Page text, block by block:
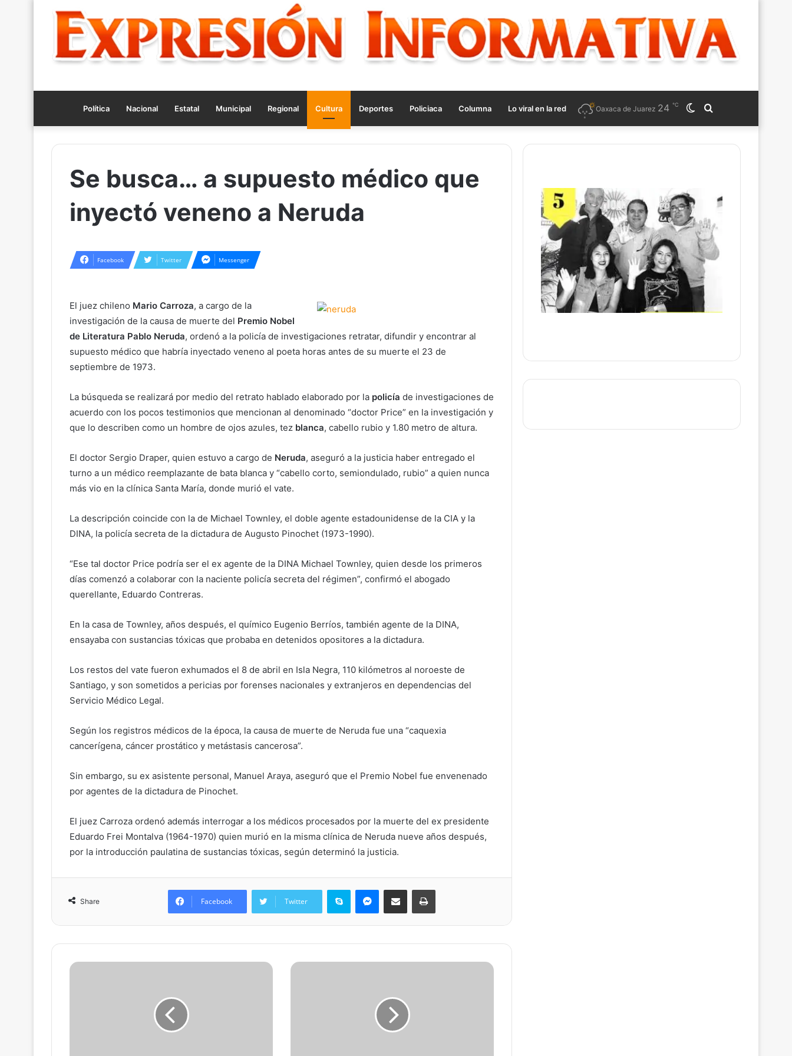
Política Nacional Estatal Municipal Regional Cultura Deportes Policiaca Columna Lo viral en la red Search
for
Switch
skin
Oaxaca de Juarez 24 ℃
Se busca… a supuesto médico que
inyectó veneno a Neruda
Facebook Twitter Messenger
El juez chileno Mario Carroza, a cargo de la
investigación de la causa de muerte del Premio Nobel
de Literatura Pablo Neruda, ordenó a la policía de investigaciones retratar, difundir y encontrar al
supuesto médico que habría inyectado veneno al poeta horas antes de su muerte el 23 de
septiembre de 1973.
La búsqueda se realizará por medio del retrato hablado elaborado por la policía de investigaciones de
acuerdo con los pocos testimonios que mencionan al denominado “doctor Price” en la investigación y
que lo describen como un hombre de ojos azules, tez blanca, cabello rubio y 1.80 metro de altura.
El doctor Sergio Draper, quien estuvo a cargo de Neruda, aseguró a la justicia haber entregado el
turno a un médico reemplazante de bata blanca y “cabello corto, semiondulado, rubio” a quien nunca
más vio en la clínica Santa María, donde murió el vate.
La descripción coincide con la de Michael Townley, el doble agente estadounidense de la CIA y la
DINA, la policía secreta de la dictadura de Augusto Pinochet (1973-1990).
“Ese tal doctor Price podría ser el ex agente de la DINA Michael Townley, quien desde los primeros
días comenzó a colaborar con la naciente policía secreta del régimen”, confirmó el abogado
querellante, Eduardo Contreras.
En la casa de Townley, años después, el químico Eugenio Berríos, también agente de la DINA,
ensayaba con sustancias tóxicas que probaba en detenidos opositores a la dictadura.
Los restos del vate fueron exhumados el 8 de abril en Isla Negra, 110 kilómetros al noroeste de
Santiago, y son sometidos a pericias por forenses nacionales y extranjeros en dependencias del
Servicio Médico Legal.
Según los registros médicos de la época, la causa de muerte de Neruda fue una “caquexia
cancerígena, cáncer prostático y metástasis cancerosa”.
Sin embargo, su ex asistente personal, Manuel Araya, aseguró que el Premio Nobel fue envenenado
por agentes de la dictadura de Pinochet.
El juez Carroza ordenó además interrogar a los médicos procesados por la muerte del ex presidente
Eduardo Frei Montalva (1964-1970) quien murió en la misma clínica de Neruda nueve años después,
por la introducción paulatina de sustancias tóxicas, según determinó la justicia.
Share Facebook Twitter
Skype Messenger
Share via Email Print